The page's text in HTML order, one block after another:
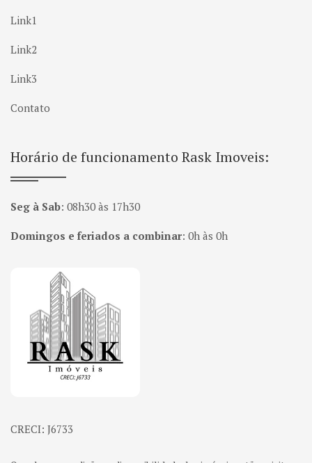
Link1
Link2
Link3
Contato
Horário de funcionamento Rask Imoveis:
Seg à Sab: 08h30 às 17h30
Domingos e feriados a combinar: 0h às 0h
Página inicial
CRECI: J6733